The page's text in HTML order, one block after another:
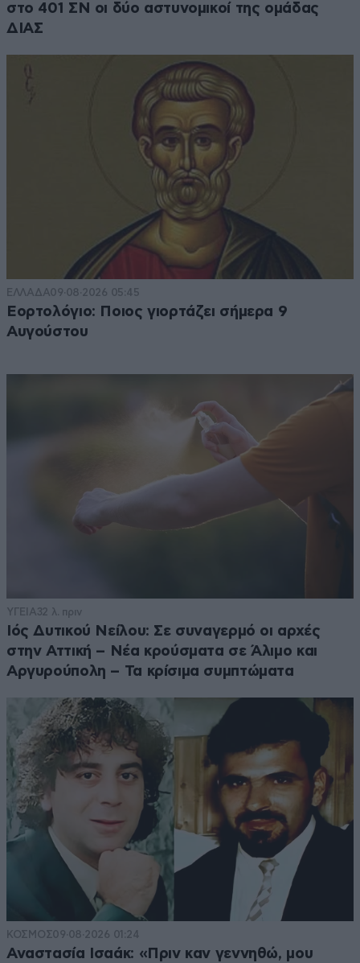
στο 401 ΣΝ οι δύο αστυνομικοί της ομάδας
ΔΙΑΣ
ΕΛΛΑΔΑ09·08·2026 05:45
Εορτολόγιο: Ποιος γιορτάζει σήμερα 9
Αυγούστου
ΥΓΕΙΑ32 λ. πριν
Ιός Δυτικού Νείλου: Σε συναγερμό οι αρχές
στην Αττική – Νέα κρούσματα σε Άλιμο και
Αργυρούπολη – Τα κρίσιμα συμπτώματα
ΚΟΣΜΟΣ09·08·2026 01:24
Αναστασία Ισαάκ: «Πριν καν γεννηθώ, μου